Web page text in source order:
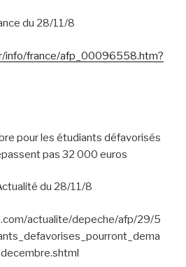
du 28/11/8
info/france/afp_00096558.htm?
pour les étudiants défavorisés
pas 32 000 euros
du 28/11/8
actualite/depeche/afp/29/5